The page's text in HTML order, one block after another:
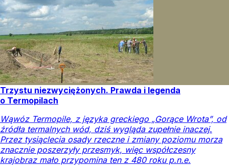
Trzystu niezwyciężonych. Prawda i legenda
o Termopilach
Wąwóz Termopile, z języka greckiego „Gorące Wrota”, od
źródła termalnych wód, dziś wygląda zupełnie inaczej.
Przez tysiąclecia osady rzeczne i zmiany poziomu morza
znacznie poszerzyły przesmyk, więc współczesny
krajobraz mało przypomina ten z 480 roku p.n.e.